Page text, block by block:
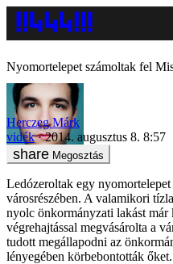
Nyomortelepet számoltak fel
Herczeg Márk
vidék
2014. augusztus 8. 8:57
Megosztás
Ledózeroltak egy
városrészében. A valamikori
nyolc önkormányzati lakást
végrehajtással megvásárolta a
tudott megállapodni az
lényegében körbebontották őket.